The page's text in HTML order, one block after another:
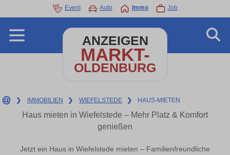
Event Auto Immo Job
ANZEIGEN
MARKT-
OLDENBURG
❯ IMMOBILIEN ❯ WIEFELSTEDE ❯ HAUS-MIETEN
Haus mieten in Wiefelstede – Mehr Platz & Komfort
genießen
Jetzt ein Haus in Wiefelstede mieten – Familienfreundliche